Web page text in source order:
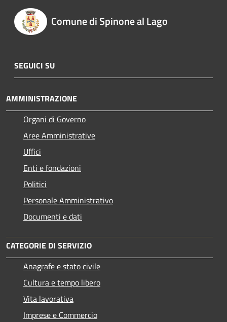
Comune di Spinone al Lago
SEGUICI SU
AMMINISTRAZIONE
Organi di Governo
Aree Amministrative
Uffici
Enti e fondazioni
Politici
Personale Amministrativo
Documenti e dati
CATEGORIE DI SERVIZIO
Anagrafe e stato civile
Cultura e tempo libero
Vita lavorativa
Imprese e Commercio